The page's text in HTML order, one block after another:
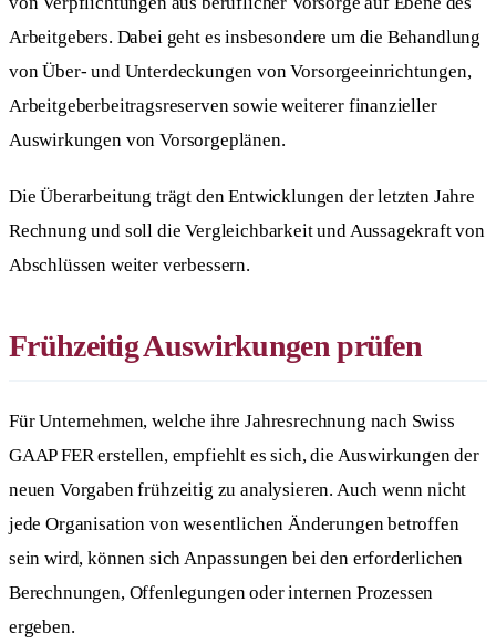
Arbeitgebers. Dabei geht es insbesondere um die Behandlung
von Über- und Unterdeckungen von Vorsorgeeinrichtungen,
Arbeitgeberbeitragsreserven sowie weiterer finanzieller
Auswirkungen von Vorsorgeplänen.
Die Überarbeitung trägt den Entwicklungen der letzten Jahre
Rechnung und soll die Vergleichbarkeit und Aussagekraft von
Abschlüssen weiter verbessern.
Frühzeitig Auswirkungen prüfen
Für Unternehmen, welche ihre Jahresrechnung nach Swiss
GAAP FER erstellen, empfiehlt es sich, die Auswirkungen der
neuen Vorgaben frühzeitig zu analysieren. Auch wenn nicht
jede Organisation von wesentlichen Änderungen betroffen
sein wird, können sich Anpassungen bei den erforderlichen
Berechnungen, Offenlegungen oder internen Prozessen
ergeben.